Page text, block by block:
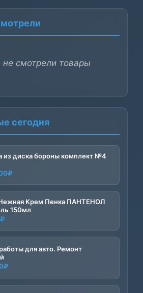
смотрели товары
сегодня
из диска бороны комплект №4
₽
Нежная Крем Пенка ПАНТЕНОЛ
150мл
₽
для авто. Ремонт
₽